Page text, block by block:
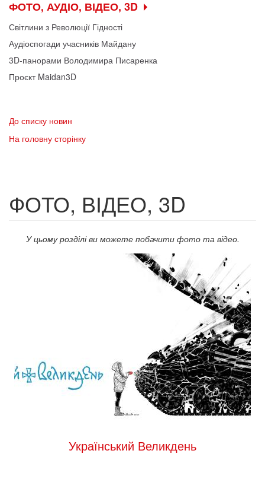
ФОТО, АУДІО, ВІДЕО, 3D
Світлини з Революції Гідності
Аудіоспогади учасників Майдану
3D-панорами Володимира Писаренка
Проєкт Maidan3D
До списку новин
На головну сторінку
ФОТО, ВІДЕО, 3D
У цьому розділі ви можете побачити фото та відео.
Український Великдень